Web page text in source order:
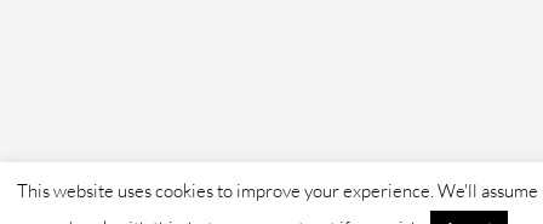
This website uses cookies to improve your experience. We'll assume